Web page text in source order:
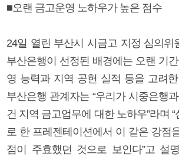
■오랜 금고운영 노하우가 높은 점수
24일 열린 부산시 시금고 지정 심의위
부산은행이 선정된 배경에는 오랜 기
영 능력과 지역 공헌 실적 등을 고려
부산은행 관계자는 “우리가 시중은행
건 지역 금고업무에 대한 노하우”라며
로 한 프레젠테이션에서 이 같은 강점
점이 주효했던 것으로 보인다”고 설